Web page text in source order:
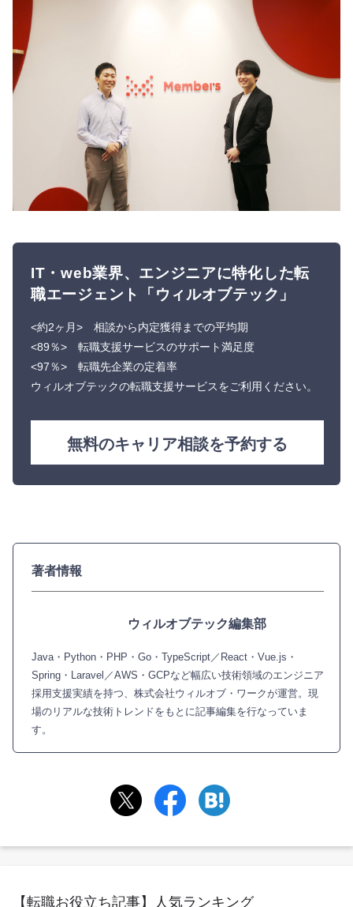
IT・web業界、エンジニアに特化した転
職エージェント「ウィルオブテック」
<約2ヶ月> 相談から内定獲得までの平均期
<89％> 転職支援サービスのサポート満足度
<97％> 転職先企業の定着率
ウィルオブテックの転職支援サービスをご利用ください。
無料のキャリア相談を予約する
著者情報
ウィルオブテック編集部
Java・Python・PHP・Go・TypeScript／React・Vue.js・
Spring・Laravel／AWS・GCPなど幅広い技術領域のエンジニア
採用支援実績を持つ、株式会社ウィルオブ・ワークが運営。現
場のリアルな技術トレンドをもとに記事編集を行なっていま
す。
【転職お役立ち記事】人気ランキング